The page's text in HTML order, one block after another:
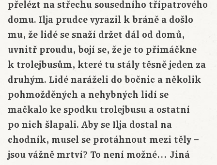
přelézt na střechu sousedního třípatrového
domu. Ilja prudce vyrazil k bráně a došlo
mu, že lidé se snaží držet dál od domů,
uvnitř proudu, bojí se, že je to přimáčkne
k trolejbusům, které tu stály těsně jeden za
druhým. Lidé naráželi do bočnic a několik
pohmožděných a nehybných lidí se
mačkalo ke spodku trolejbusu a ostatní
po nich šlapali. Aby se Ilja dostal na
chodník, musel se protáhnout mezi těly –
jsou vážně mrtví? To není možné… Jiná